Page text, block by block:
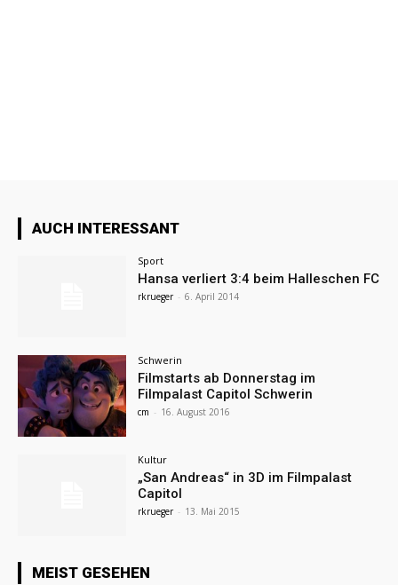
AUCH INTERESSANT
Sport
Hansa verliert 3:4 beim Halleschen FC
rkrueger - 6. April 2014
Schwerin
Filmstarts ab Donnerstag im
Filmpalast Capitol Schwerin
cm - 16. August 2016
Kultur
„San Andreas“ in 3D im Filmpalast
Capitol
rkrueger - 13. Mai 2015
MEIST GESEHEN